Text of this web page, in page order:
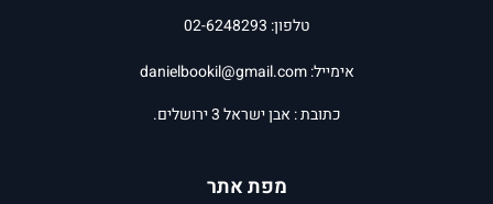
אתחוק זכויות נפגעי עבירה
וחברתיערכו פרופ' אורי
ינאי, ד"ר עו"ד בת-עמי ברוט,
טלפון: 02-6248293
אימייל:danielbookil@gmail.com
כתובת : אבן ישראל 3 ירושלים.
מפת אתר